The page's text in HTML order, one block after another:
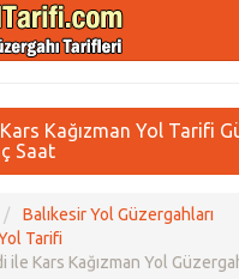
Kağızman Yol Tarifi
Saat
Balıkesir Yol Güzergahları
Tarifi
ile Kars Kağızman Yol